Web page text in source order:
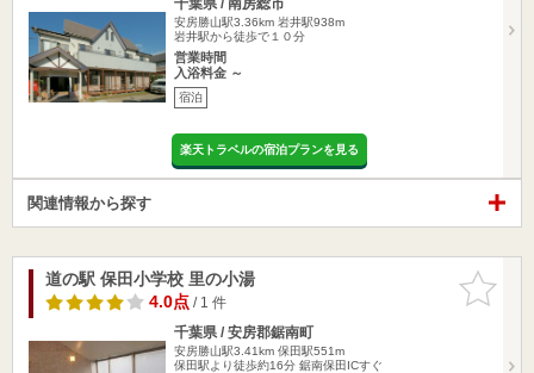
安房勝山駅3.36km 岩井駅938m
岩井駅から徒歩で１０分
営業時間
入浴料金 ～
宿泊
楽天トラベルの宿泊プランを見る
関連情報から探す
お気に入
りに追加
道の駅 保田小学校 里の小湯
4.0点/ 1 件
千葉県 / 安房郡鋸南町
安房勝山駅3.41km 保田駅551m
保田駅より徒歩約16分 鋸南保田ICすぐ